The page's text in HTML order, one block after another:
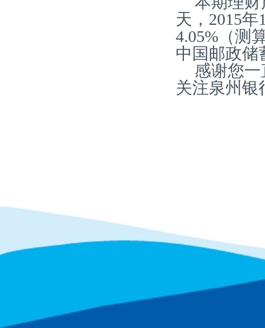
天，2015
4.05%（测
中国邮政储
感谢您
关注泉州银